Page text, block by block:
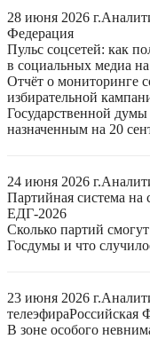
28 июня 2026 г.
Федерация
Пульс соцсетей: как
в социальных медиа
Отчёт о мониторинге
избирательной
Государственной
назначенным на 20
24 июня 2026 г.
Партийная система на
ЕДГ-2026
Сколько партий
Госдумы и что
23 июня 2026 г.
телеэфираРоссийская
В зоне особого